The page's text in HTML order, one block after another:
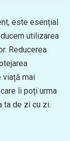
este esențial
utilizarea
Reducerea
viață mai
îi poți urma
ta de zi cu zi.